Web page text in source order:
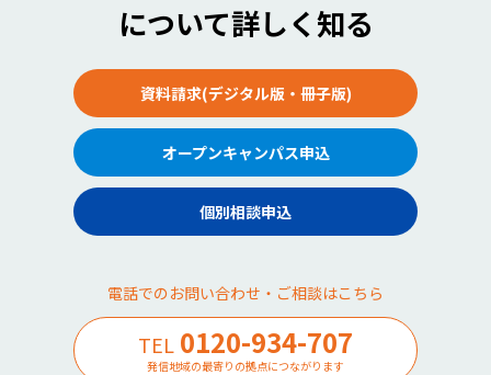
について詳しく知る
資料請求(デジタル版・冊子版)
オープンキャンパス申込
個別相談申込
電話でのお問い合わせ・ご相談はこちら
TEL 0120-934-707
発信地域の最寄りの拠点につながります